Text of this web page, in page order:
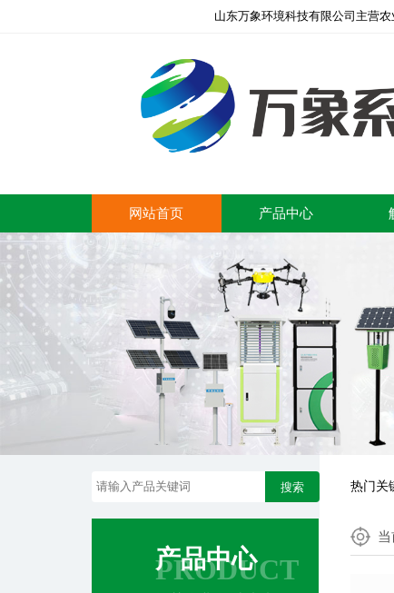
山东万象环境科技有限公司主营
网站首页 产品中心
搜索 热门关
产品中心
PRODUCT